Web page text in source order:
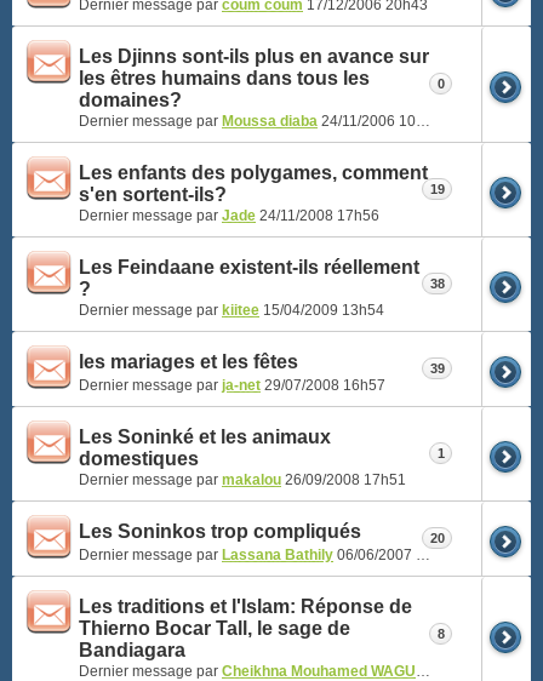
Dernier message par coum coum 17/12/2006 20h43
Les Djinns sont-ils plus en avance sur
les êtres humains dans tous les
domaines?
Dernier message par Moussa diaba 24/11/2006 10h57
0
Les enfants des polygames, comment
s'en sortent-ils?
Dernier message par Jade 24/11/2008 17h56
19
Les Feindaane existent-ils réellement
?
Dernier message par kiitee 15/04/2009 13h54
38
les mariages et les fêtes
Dernier message par ja-net 29/07/2008 16h57
39
Les Soninké et les animaux
domestiques
Dernier message par makalou 26/09/2008 17h51
1
Les Soninkos trop compliqués
Dernier message par Lassana Bathily 06/06/2007 12h26
20
Les traditions et l'Islam: Réponse de
Thierno Bocar Tall, le sage de
Bandiagara
Dernier message par Cheikhna Mouhamed WAGUE
8